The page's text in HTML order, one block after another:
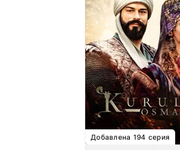
Добавлена 194 серия